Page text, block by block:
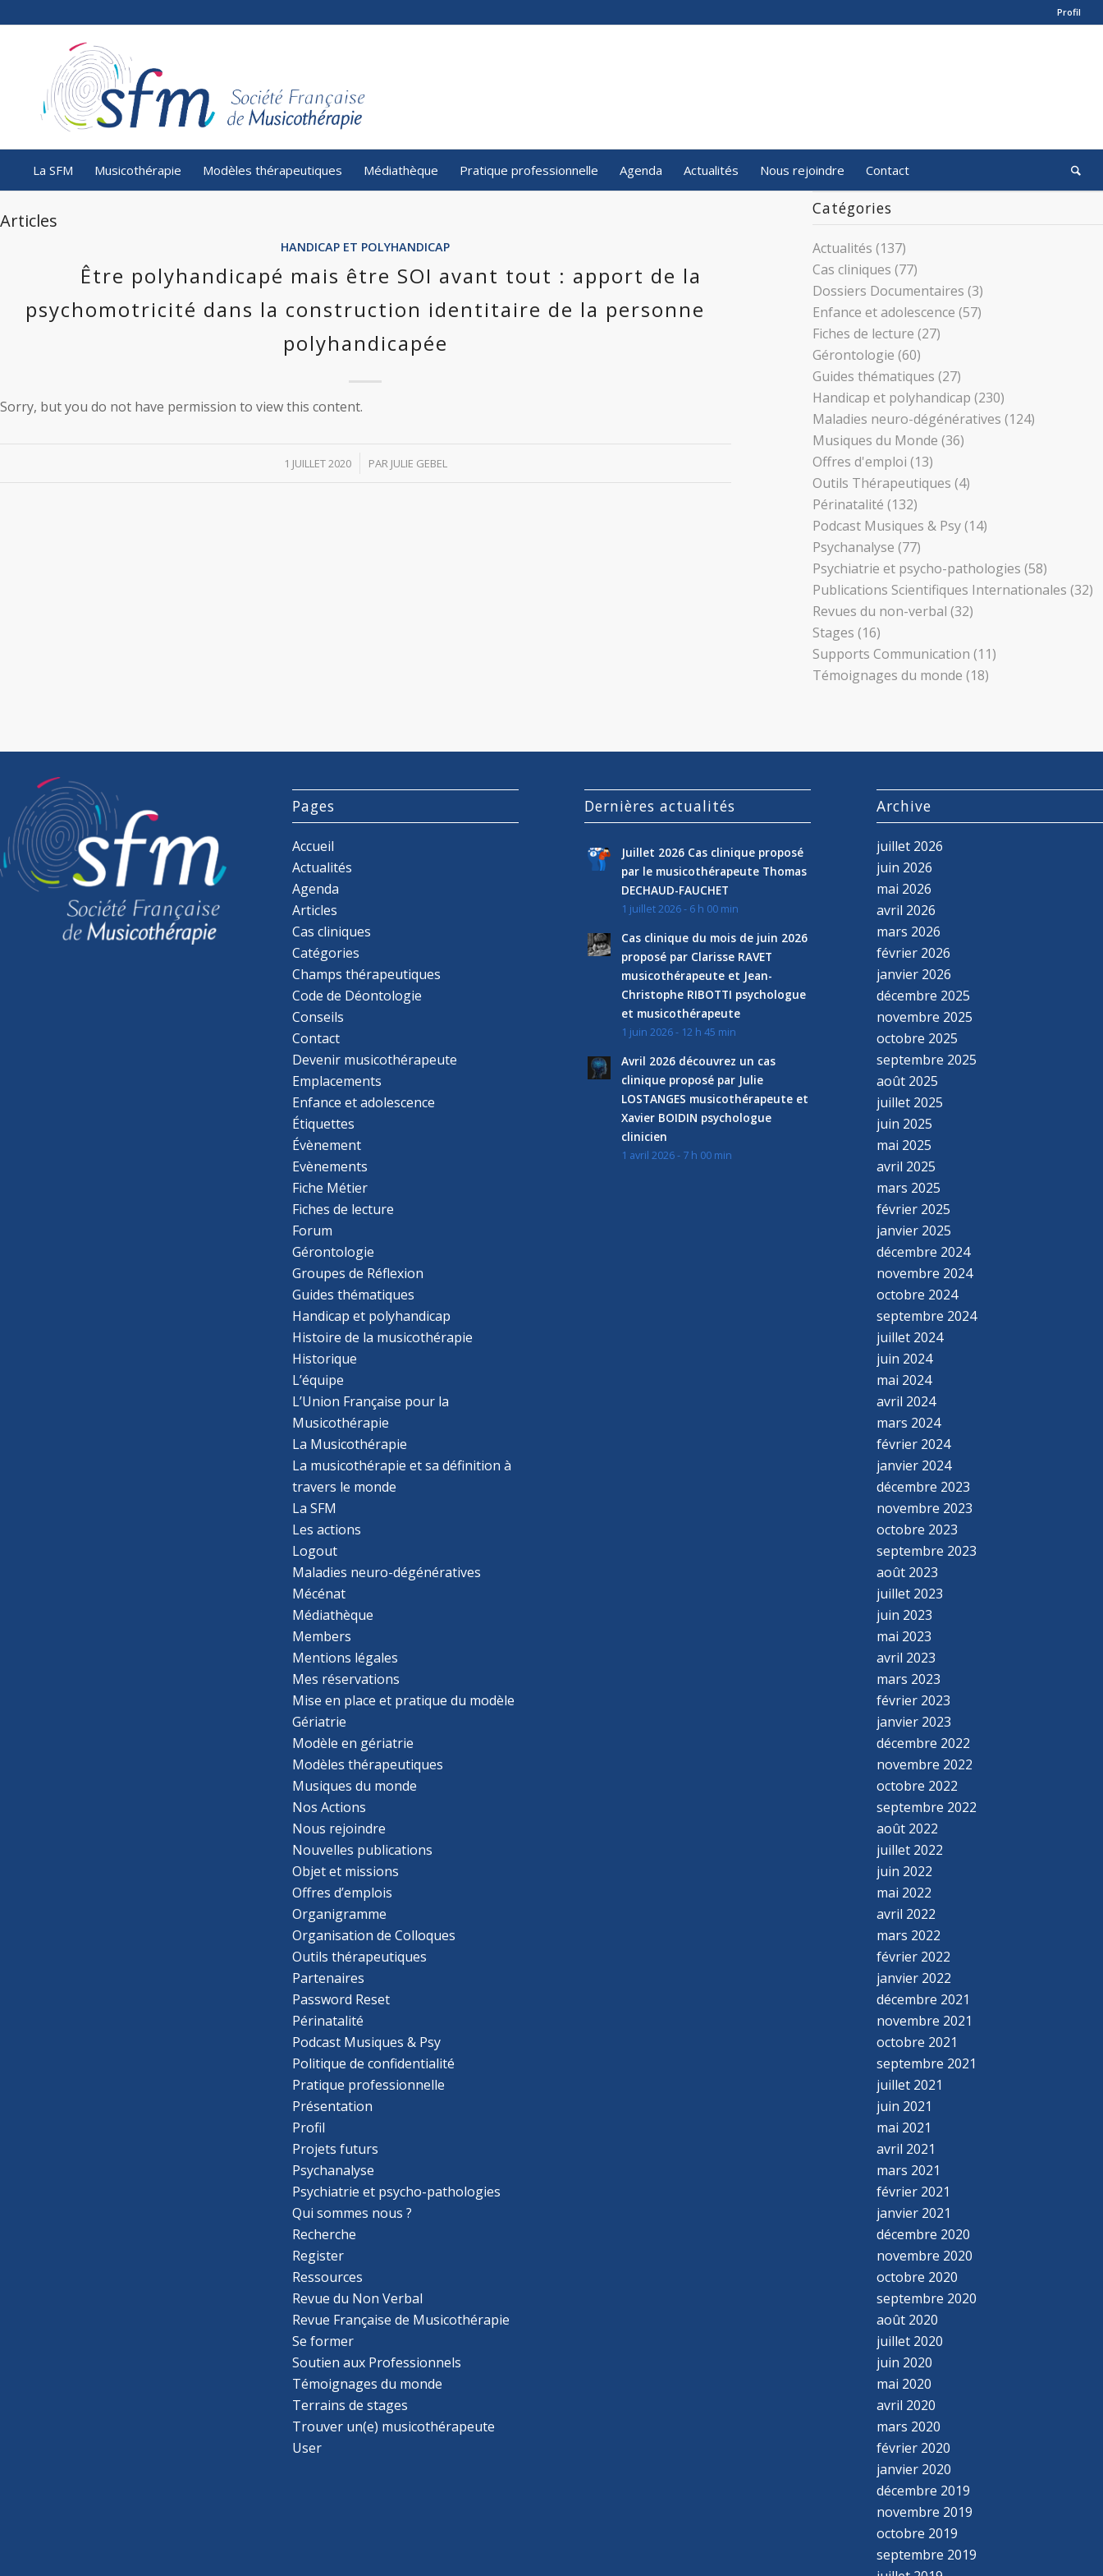
Profil
La SFM Musicothérapie Modèles thérapeutiques Médiathèque Pratique professionnelle Agenda Actualités Nous rejoindre Contact
Articles
HANDICAP ET POLYHANDICAP
Être polyhandicapé mais être SOI avant tout : apport de la
psychomotricité dans la construction identitaire de la personne
polyhandicapée
Sorry, but you do not have permission to view this content.
1 JUILLET 2020
/ PAR JULIE GEBEL
Catégories
Actualités (137)
Cas cliniques (77)
Dossiers Documentaires (3)
Enfance et adolescence (57)
Fiches de lecture (27)
Gérontologie (60)
Guides thématiques (27)
Handicap et polyhandicap (230)
Maladies neuro-dégénératives (124)
Musiques du Monde (36)
Offres d'emploi (13)
Outils Thérapeutiques (4)
Périnatalité (132)
Podcast Musiques & Psy(14)
Psychanalyse (77)
Psychiatrie et psycho-pathologies (58)
Publications Scientifiques Internationales (32)
Revues du non-verbal (32)
Stages (16)
Supports Communication (11)
Témoignages du monde (18)
Pages
Accueil
Actualités
Agenda
Articles
Cas cliniques
Catégories
Champs thérapeutiques
Code de Déontologie
Conseils
Contact
Devenir musicothérapeute
Emplacements
Enfance et adolescence
Étiquettes
Évènement
Evènements
Fiche Métier
Fiches de lecture
Forum
Gérontologie
Groupes de Réflexion
Guides thématiques
Handicap et polyhandicap
Histoire de la musicothérapie
Historique
L’équipe
L’Union Française pour la
Musicothérapie
La Musicothérapie
La musicothérapie et sa définition à
travers le monde
La SFM
Les actions
Logout
Maladies neuro-dégénératives
Mécénat
Médiathèque
Members
Mentions légales
Mes réservations
Mise en place et pratique du modèle
Gériatrie
Modèle en gériatrie
Modèles thérapeutiques
Musiques du monde
Nos Actions
Nous rejoindre
Nouvelles publications
Objet et missions
Offres d’emplois
Organigramme
Organisation de Colloques
Outils thérapeutiques
Partenaires
Password Reset
Périnatalité
Podcast Musiques & Psy
Politique de confidentialité
Pratique professionnelle
Présentation
Profil
Projets futurs
Psychanalyse
Psychiatrie et psycho-pathologies
Qui sommes nous ?
Recherche
Register
Ressources
Revue du Non Verbal
Revue Française de Musicothérapie
Se former
Soutien aux Professionnels
Témoignages du monde
Terrains de stages
Trouver un(e) musicothérapeute
User
Dernières actualités
Juillet 2026 Cas clinique proposé
par le musicothérapeute Thomas
DECHAUD-FAUCHET
1 juillet 2026 - 6 h 00 min
Cas clinique du mois de juin 2026
proposé par Clarisse RAVET
musicothérapeute et Jean-
Christophe RIBOTTI psychologue
et musicothérapeute
1 juin 2026 - 12 h 45 min
Avril 2026 découvrez un cas
clinique proposé par Julie
LOSTANGES musicothérapeute et
Xavier BOIDIN psychologue
clinicien
1 avril 2026 - 7 h 00 min
Archive
juillet 2026
juin 2026
mai 2026
avril 2026
mars 2026
février 2026
janvier 2026
décembre 2025
novembre 2025
octobre 2025
septembre 2025
août 2025
juillet 2025
juin 2025
mai 2025
avril 2025
mars 2025
février 2025
janvier 2025
décembre 2024
novembre 2024
octobre 2024
septembre 2024
juillet 2024
juin 2024
mai 2024
avril 2024
mars 2024
février 2024
janvier 2024
décembre 2023
novembre 2023
octobre 2023
septembre 2023
août 2023
juillet 2023
juin 2023
mai 2023
avril 2023
mars 2023
février 2023
janvier 2023
décembre 2022
novembre 2022
octobre 2022
septembre 2022
août 2022
juillet 2022
juin 2022
mai 2022
avril 2022
mars 2022
février 2022
janvier 2022
décembre 2021
novembre 2021
octobre 2021
septembre 2021
juillet 2021
juin 2021
mai 2021
avril 2021
mars 2021
février 2021
janvier 2021
décembre 2020
novembre 2020
octobre 2020
septembre 2020
août 2020
juillet 2020
juin 2020
mai 2020
avril 2020
mars 2020
février 2020
janvier 2020
décembre 2019
novembre 2019
octobre 2019
septembre 2019